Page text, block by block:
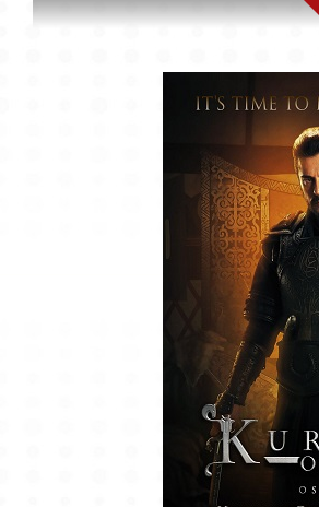
45 серия
46 серия
50 серия
54 серия
58 серия
62 серия
66 серия
70 серия
74 серия
78 серия